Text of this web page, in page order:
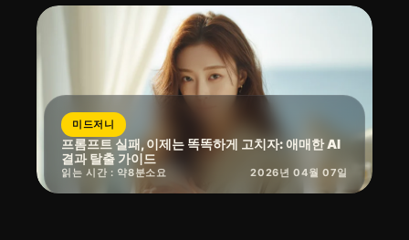
미드저니
프롬프트 실패, 이제는 똑똑하게 고치자: 애매한 AI
결과 탈출 가이드
읽는 시간 : 약8분소요 2026년 04월 07일